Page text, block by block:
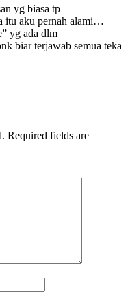
yg biasa tp
itu aku pernah alami…
yg ada dlm
biar terjawab semua teka
Required fields are